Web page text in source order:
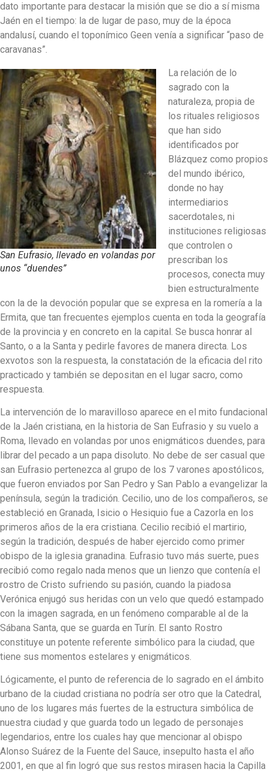
dato importante para destacar la misión que se dio a sí misma
Jaén en el tiempo: la de lugar de paso, muy de la época
andalusí, cuando el toponímico Geen venía a significar “paso de
caravanas”.
San Eufrasio, llevado en volandas por
unos “duendes”
La relación de lo
sagrado con la
naturaleza, propia de
los rituales religiosos
que han sido
identificados por
Blázquez como propios
del mundo ibérico,
donde no hay
intermediarios
sacerdotales, ni
instituciones religiosas
que controlen o
prescriban los
procesos, conecta muy
bien estructuralmente
con la de la devoción popular que se expresa en la romería a la
Ermita, que tan frecuentes ejemplos cuenta en toda la geografía
de la provincia y en concreto en la capital. Se busca honrar al
Santo, o a la Santa y pedirle favores de manera directa. Los
exvotos son la respuesta, la constatación de la eficacia del rito
practicado y también se depositan en el lugar sacro, como
respuesta.
La intervención de lo maravilloso aparece en el mito fundacional
de la Jaén cristiana, en la historia de San Eufrasio y su vuelo a
Roma, llevado en volandas por unos enigmáticos duendes, para
librar del pecado a un papa disoluto. No debe de ser casual que
san Eufrasio pertenezca al grupo de los 7 varones apostólicos,
que fueron enviados por San Pedro y San Pablo a evangelizar la
península, según la tradición. Cecilio, uno de los compañeros, se
estableció en Granada, Isicio o Hesiquio fue a Cazorla en los
primeros años de la era cristiana. Cecilio recibió el martirio,
según la tradición, después de haber ejercido como primer
obispo de la iglesia granadina. Eufrasio tuvo más suerte, pues
recibió como regalo nada menos que un lienzo que contenía el
rostro de Cristo sufriendo su pasión, cuando la piadosa
Verónica enjugó sus heridas con un velo que quedó estampado
con la imagen sagrada, en un fenómeno comparable al de la
Sábana Santa, que se guarda en Turín. El santo Rostro
constituye un potente referente simbólico para la ciudad, que
tiene sus momentos estelares y enigmáticos.
Lógicamente, el punto de referencia de lo sagrado en el ámbito
urbano de la ciudad cristiana no podría ser otro que la Catedral,
uno de los lugares más fuertes de la estructura simbólica de
nuestra ciudad y que guarda todo un legado de personajes
legendarios, entre los cuales hay que mencionar al obispo
Alonso Suárez de la Fuente del Sauce, insepulto hasta el año
2001, en que al fin logró que sus restos mirasen hacia la Capilla